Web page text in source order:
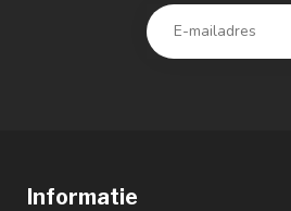
Informatie